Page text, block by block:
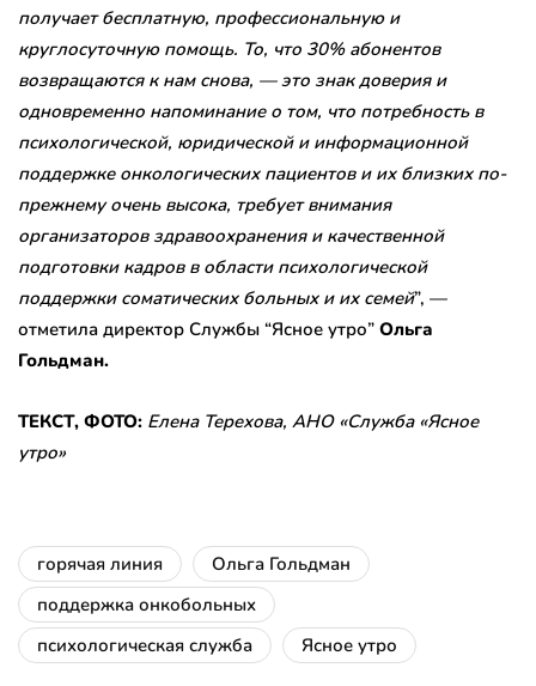
получает бесплатную, профессиональную и
круглосуточную помощь. То, что 30% абонентов
возвращаются к нам снова, — это знак доверия и
одновременно напоминание о том, что потребность в
психологической, юридической и информационной
поддержке онкологических пациентов и их близких по-
прежнему очень высока, требует внимания
организаторов здравоохранения и качественной
подготовки кадров в области психологической
поддержки соматических больных и их семей”, —
отметила директор Службы “Ясное утро” Ольга
Гольдман.
ТЕКСТ, ФОТО: Елена Терехова, АНО «Служба «Ясное
утро»
горячая линия
Ольга Гольдман
поддержка онкобольных
психологическая служба
Ясное утро